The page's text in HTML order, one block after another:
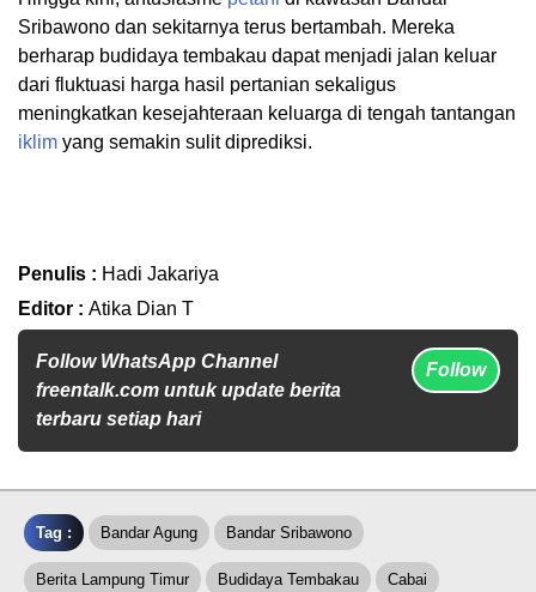
Sribawono dan sekitarnya terus bertambah. Mereka
berharap budidaya tembakau dapat menjadi jalan keluar
dari fluktuasi harga hasil pertanian sekaligus
meningkatkan kesejahteraan keluarga di tengah tantangan
iklim yang semakin sulit diprediksi.
Penulis : Hadi Jakariya
Editor : Atika Dian T
Follow WhatsApp Channel
freentalk.com untuk update berita
terbaru setiap hari
Follow
Tag : Bandar Agung Bandar Sribawono
Berita Lampung Timur Budidaya Tembakau Cabai